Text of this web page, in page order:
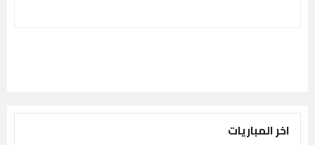
اخر المباريات